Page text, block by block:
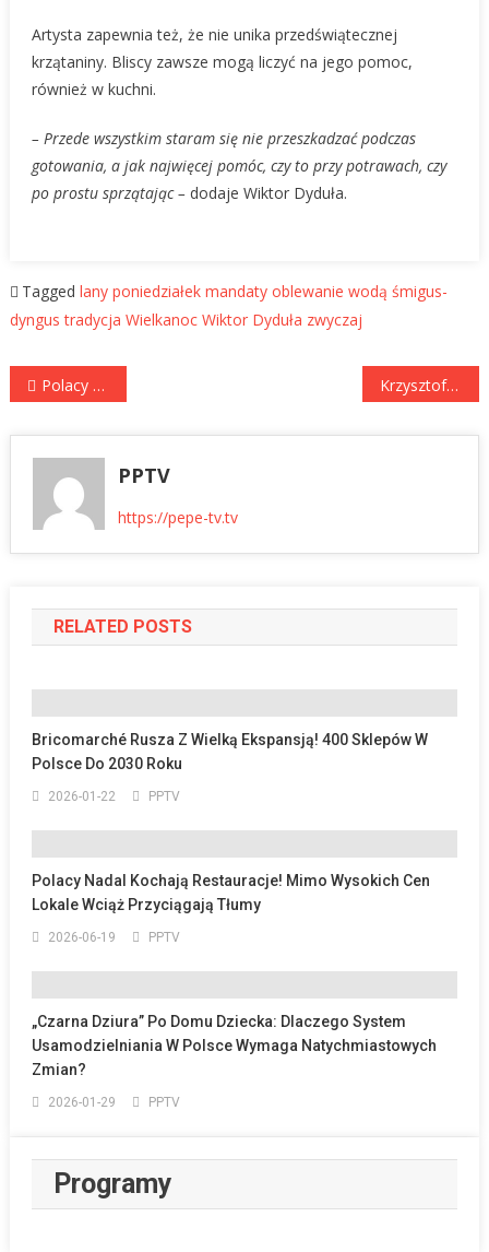
Artysta zapewnia też, że nie unika przedświątecznej
krzątaniny. Bliscy zawsze mogą liczyć na jego pomoc,
również w kuchni.
– Przede wszystkim staram się nie przeszkadzać podczas
gotowania, a jak najwięcej pomóc, czy to przy potrawach, czy
po prostu sprzątając –dodaje Wiktor Dyduła.
Tagged lany poniedziałek mandaty oblewanie wodą śmigus-
dyngus tradycja Wielkanoc Wiktor Dyduła zwyczaj
Nawigacja
Polacy coraz chętniej kupują dzikiego łososia. Krzysztof Skórzyński: W Wielkanoc wciskam hamulec i świat wokół mnie na chwilę zwalnia
PPTV
https://pepe-tv.tv
RELATED POSTS
Bricomarché Rusza Z Wielką Ekspansją! 400 Sklepów W
Polsce Do 2030 Roku
2026-01-22 PPTV
Polacy Nadal Kochają Restauracje! Mimo Wysokich Cen
Lokale Wciąż Przyciągają Tłumy
2026-06-19 PPTV
„Czarna Dziura” Po Domu Dziecka: Dlaczego System
Usamodzielniania W Polsce Wymaga Natychmiastowych
Zmian?
2026-01-29 PPTV
Programy